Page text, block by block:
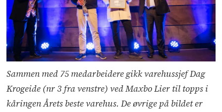
Sammen med 75 medarbeidere gikk varehussjef Dag
Krogeide (nr 3 fra venstre) ved Maxbo Lier til topps i
kåringen Årets beste varehus. De øvrige på bildet er